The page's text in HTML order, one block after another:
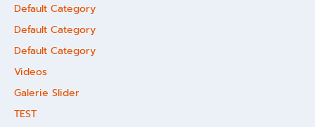
Default Category
Default Category
Default Category
Videos
Galerie Slider
TEST